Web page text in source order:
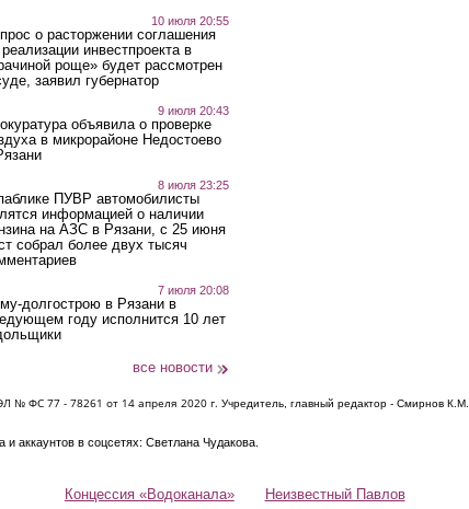
10 июля 20:55
о расторжении соглашения
инвестпроекта в
роще» будет рассмотрен
заявил губернатор
9 июля 20:43
объявила о проверке
в микрорайоне Недостоево
8 июля 23:25
ПУВР автомобилисты
информацией о наличии
на АЗС в Рязани, с 25 июня
собрал более двух тысяч
7 июля 20:08
долгострою в Рязани в
году исполнится 10 лет
все новости
№ ФС 77 - 78261 от 14 апреля 2020 г. Учредитель, главный редактор - Смирнов К.М.
аккаунтов в соцсетях: Светлана Чудакова.
Концессия «Водоканала» Неизвестный Павлов